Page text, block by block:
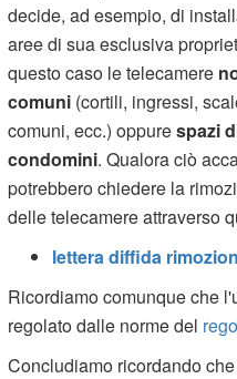
decide, ad esempio, di
aree di sua esclusiva
questo caso le telecamere
comuni (cortili, ingressi,
comuni, ecc.) oppurespazi
condomini. Qualora ciò
potrebbero chiedere la
delle telecamere attraverso
lettera diffida
Ricordiamo comunque che
regolato dalle norme del
Concludiamo ricordando